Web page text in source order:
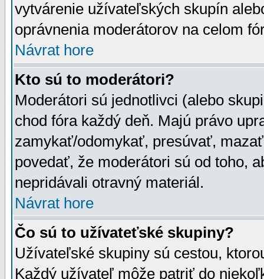
vytvárenie užívateľských skupín
oprávnenia moderátorov na celom
Návrat hore
Kto sú to moderátori?
Moderátori sú jednotlivci (alebo
chod fóra každý deň. Majú právo
zamykať/odomykať, presúvať,
povedať, že moderátori sú od toho,
nepridávali otravný materiál.
Návrat hore
Čo sú to užívateťské skupiny?
Užívateľské skupiny sú cestou,
Každý užívateľ môže patriť do